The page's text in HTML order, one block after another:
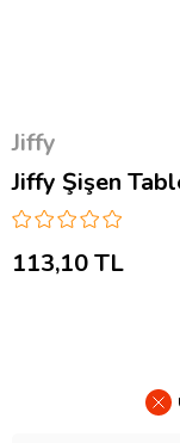
Jiffy
Jiffy Şişen
113,10 TL